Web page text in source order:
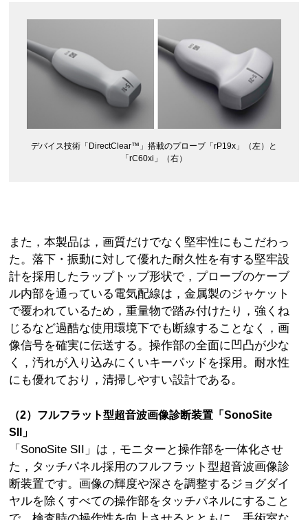
デバイス技術「DirectClear™」搭載のプローブ「rP19x」（左）と
「rC60xi」（右）
また，本製品は，画質だけでなく堅牢性にもこだわっ
た。落下・振動に対して優れた耐久性を有する堅牢設
計を採用したラップトップ形状で，プローブのケーブ
ル内部を通っている電気配線は，金属製のジャケット
で覆われているため，重量物で踏み付けたり，強くね
じるなど過酷な使用環境下でも断線することなく，画
像信号を確実に伝送する。操作部の全面に凹凸が少な
く，汚れが入り込みにくいキーパッドを採用。耐水性
にも優れており，清掃しやすい設計である。
（2）フルフラット型超音波画像診断装置「SonoSite
SII」
「SonoSite SII」は，モニターと操作部を一体化させ
た，タッチパネル採用のフルフラット型超音波画像診
断装置です。画像の輝度や深さを調整するジョグダイ
ヤルを除くすべての操作部をタッチパネルにすること